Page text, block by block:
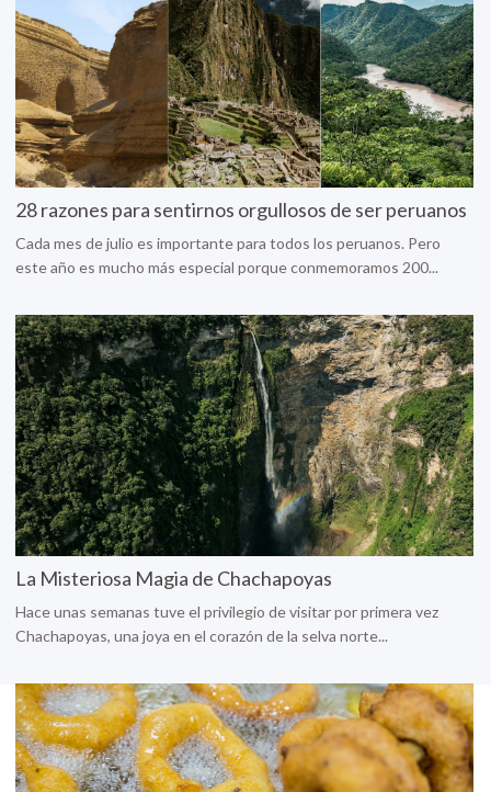
28 razones para sentirnos orgullosos de ser peruanos
Cada mes de julio es importante para todos los peruanos. Pero
este año es mucho más especial porque conmemoramos 200...
La Misteriosa Magia de Chachapoyas
Hace unas semanas tuve el privilegio de visitar por primera vez
Chachapoyas, una joya en el corazón de la selva norte...